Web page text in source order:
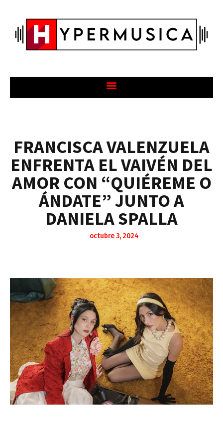
FRANCISCA VALENZUELA
ENFRENTA EL VAIVÉN DEL
AMOR CON “QUIÉREME O
ÁNDATE” JUNTO A
DANIELA SPALLA
octubre 3, 2024